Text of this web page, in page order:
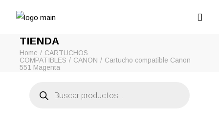
TIENDA
Home
CARTUCHOS
COMPATIBLES
CANON
Cartucho compatible Canon
551 Magenta
productos